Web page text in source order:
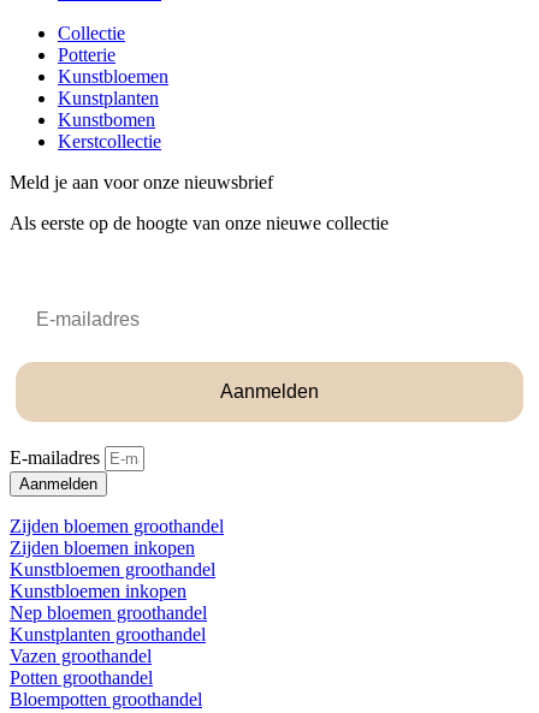
Collectie
Potterie
Kunstbloemen
Kunstplanten
Kunstbomen
Kerstcollectie
Meld je aan voor onze nieuwsbrief
Als eerste op de hoogte van onze nieuwe collectie
Aanmelden
E-mailadres
Aanmelden
Zijden bloemen groothandel
Zijden bloemen inkopen
Kunstbloemen groothandel
Kunstbloemen inkopen
Nep bloemen groothandel
Kunstplanten groothandel
Vazen groothandel
Potten groothandel
Bloempotten groothandel